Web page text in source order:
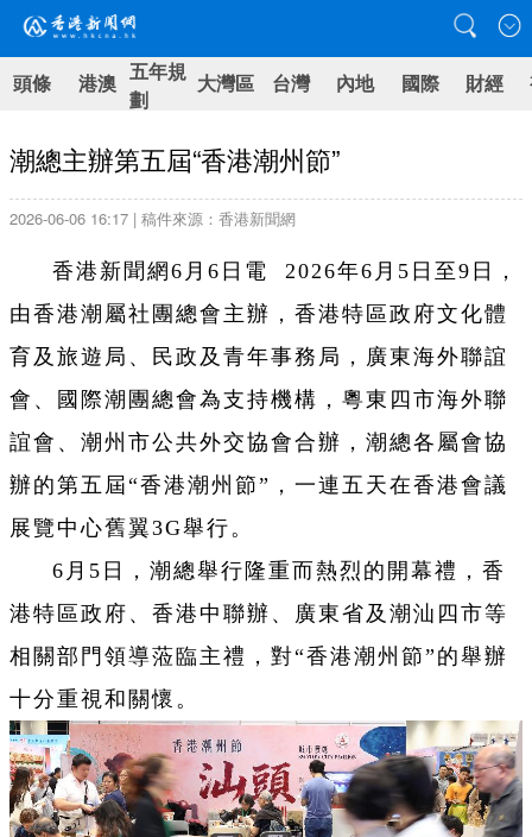
頭條 港澳 五年規
劃
大灣區 台灣 內地 國際 財經
潮總主辦第五屆“香港潮州節”
2026-06-06 16:17 | 稿件來源：香港新聞網
香港新聞網6月6日電 2026年6月5日至9日，
由香港潮屬社團總會主辦，香港特區政府文化體
育及旅遊局、民政及青年事務局，廣東海外聯誼
會、國際潮團總會為支持機構，粵東四市海外聯
誼會、潮州市公共外交協會合辦，潮總各屬會協
辦的第五屆“香港潮州節”，一連五天在香港會議
展覽中心舊翼3G舉行。
6月5日，潮總舉行隆重而熱烈的開幕禮，香
港特區政府、香港中聯辦、廣東省及潮汕四市等
相關部門領導蒞臨主禮，對“香港潮州節”的舉辦
十分重視和關懷。